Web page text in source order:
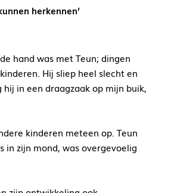
herkennen’
hand was met Teun; dingen
Hij sliep heel slecht en
in een draagzaak op mijn buik,
kinderen meteen op. Teun
in zijn mond, was overgevoelig